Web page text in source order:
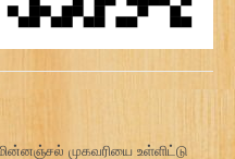
முகவரியை உள்ளிட்டு